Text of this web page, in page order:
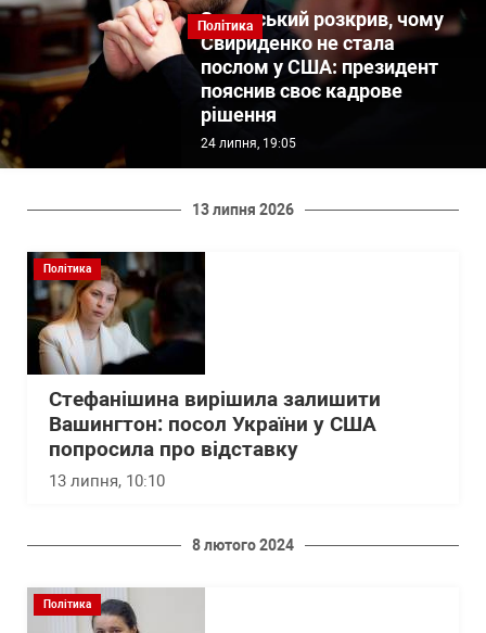
Політика
Зеленський розкрив, чому
Свириденко не стала
послом у США: президент
пояснив своє кадрове
рішення
24 липня, 19:05
13 липня 2026
Політика
Стефанішина вирішила залишити
Вашингтон: посол України у США
попросила про відставку
13 липня, 10:10
8 лютого 2024
Політика
корупцією